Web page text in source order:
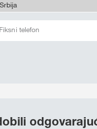
Fiksni telefon